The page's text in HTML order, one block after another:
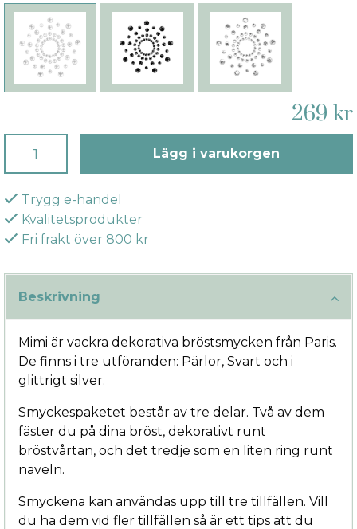
269 kr
Lägg i varukorgen
Trygg e-handel
Kvalitetsprodukter
Fri frakt över 800 kr
Beskrivning
Mimi är vackra dekorativa bröstsmycken från Paris.
De finns i tre utföranden: Pärlor, Svart och i
glittrigt silver.
Smyckespaketet består av tre delar. Två av dem
fäster du på dina bröst, dekorativt runt
bröstvårtan, och det tredje som en liten ring runt
naveln.
Smyckena kan användas upp till tre tillfällen. Vill
du ha dem vid fler tillfällen så är ett tips att du